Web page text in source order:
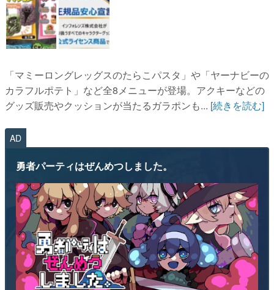
「マミーロングレッグスのたらこパスタ」や「ヤーナビーの
カラフルポテト」など全8メニューが登場。アクキーなどの
グッズ販売やクッションが当たるガラポンも... [続きを読む]
AD
勇者パーティはぜんめつしました。